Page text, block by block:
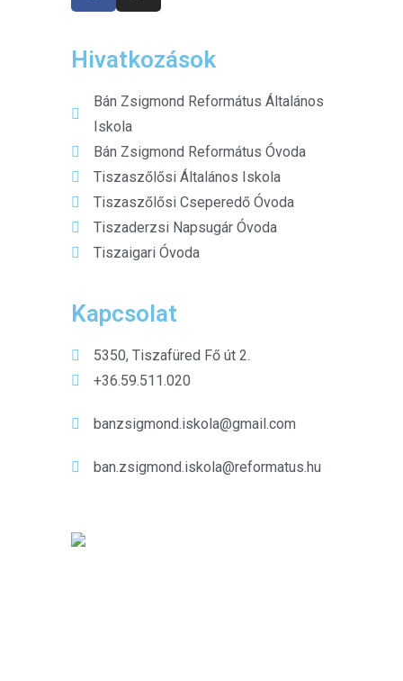
Hivatkozások
Bán Zsigmond Református Általános
Iskola
Bán Zsigmond Református Óvoda
Tiszaszőlősi Általános Iskola
Tiszaszőlősi Cseperedő Óvoda
Tiszaderzsi Napsugár Óvoda
Tiszaigari Óvoda
Kapcsolat
5350, Tiszafüred Fő út 2.
+36.59.511.020
banzsigmond.iskola@gmail.com
ban.zsigmond.iskola@reformatus.hu